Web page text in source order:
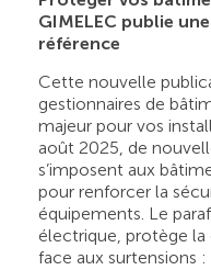
GIMELEC publie
référence
Cette nouvelle
gestionnaires de
majeur pour vos
août 2025, de
s’imposent aux
pour renforcer la
équipements. Le
électrique, protège
face aux surtensions